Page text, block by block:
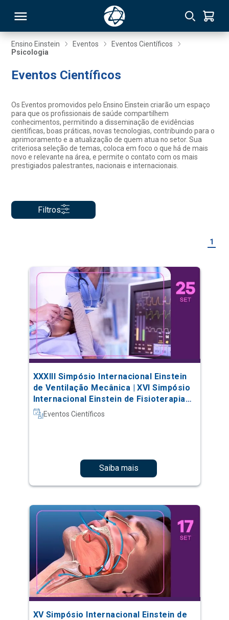
Ensino Einstein Eventos
Eventos Científicos
Psicologia
Eventos Científicos
Os Eventos promovidos pelo Ensino Einstein criarão um espaço
para que os profissionais de saúde compartilhem
conhecimentos, permitindo a disseminação de evidências
científicas, boas práticas, novas tecnologias, contribuindo para o
aprimoramento e a atualização de quem atua no setor. Sua
criteriosa seleção de temas, coloca em foco o que há de mais
novo e relevante na área, e permite o contato com os mais
prestigiados palestrantes, nacionais e internacionais.
Filtros
1
XXXIII Simpósio Internacional Einstein
de Ventilação Mecânica | XVI Simpósio
Internacional Einstein de Fisioterapia
em Terapia Intensiva
Eventos Científicos
Saiba mais
XV Simpósio Internacional Einstein de